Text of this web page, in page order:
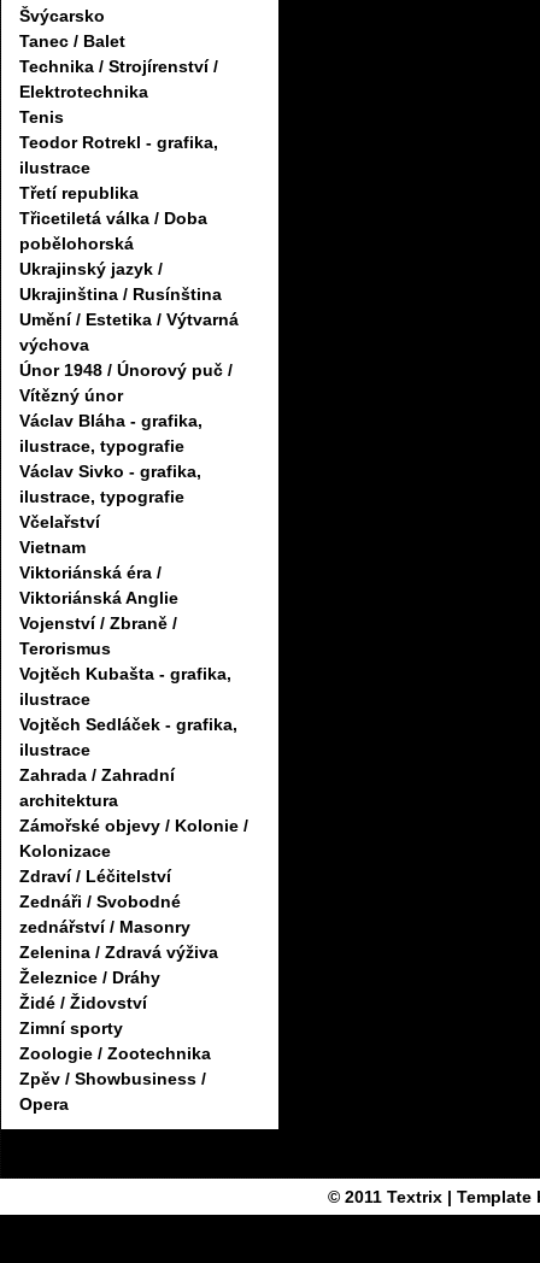
Švýcarsko
Tanec / Balet
Technika / Strojírenství /
Elektrotechnika
Tenis
Teodor Rotrekl - grafika,
ilustrace
Třetí republika
Třicetiletá válka / Doba
pobělohorská
Ukrajinský jazyk /
Ukrajinština / Rusínština
Umění / Estetika / Výtvarná
výchova
Únor 1948 / Únorový puč /
Vítězný únor
Václav Bláha - grafika,
ilustrace, typografie
Václav Sivko - grafika,
ilustrace, typografie
Včelařství
Vietnam
Viktoriánská éra /
Viktoriánská Anglie
Vojenství / Zbraně /
Terorismus
Vojtěch Kubašta - grafika,
ilustrace
Vojtěch Sedláček - grafika,
ilustrace
Zahrada / Zahradní
architektura
Zámořské objevy / Kolonie /
Kolonizace
Zdraví / Léčitelství
Zednáři / Svobodné
zednářství / Masonry
Zelenina / Zdravá výživa
Železnice / Dráhy
Židé / Židovství
Zimní sporty
Zoologie / Zootechnika
Zpěv / Showbusiness /
Opera
© 2011 Textrix| Template